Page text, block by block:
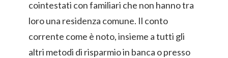
cointestati con familiari che non hanno tra
loro una residenza comune. Il conto
corrente come è noto, insieme a tutti gli
altri metodi di risparmio in banca o presso